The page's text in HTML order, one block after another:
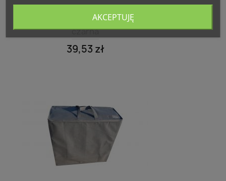
Szybki podgląd
Torba ochronna na materac 8 cm
czarna
39,53 zł
AKCEPTUJĘ